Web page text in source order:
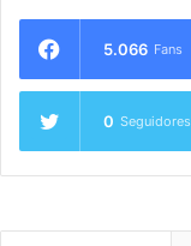
5.066 Fans
0 Seguidores